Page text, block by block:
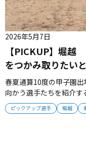
ピックアップ選手 堀越
【PICKUP】堀
をつかみ取りたい
2026年5月7日
春夏通算10度の甲子園
向かう選手たちを紹介
手）昨夏にメンバー入り
としてスイッチ役となる